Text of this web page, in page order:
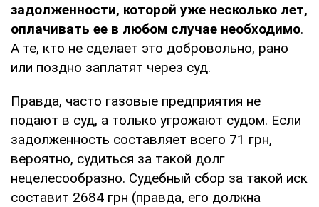
задолженности, которой уже несколько лет,
оплачивать ее в любом случае необходимо.
А те, кто не сделает это добровольно, рано
или поздно заплатят через суд.
Правда, часто газовые предприятия не
подают в суд, а только угрожают судом. Если
задолженность составляет всего 71 грн,
вероятно, судиться за такой долг
нецелесообразно. Судебный сбор за такой иск
составит 2684 грн (правда, его должна